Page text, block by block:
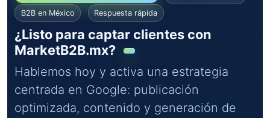
B2B en México
Respuesta rápida
¿Listo para captar clientes con
MarketB2B.mx?
Hablemos hoy y activa una estrategia
centrada en Google: publicación
optimizada, contenido y generación de